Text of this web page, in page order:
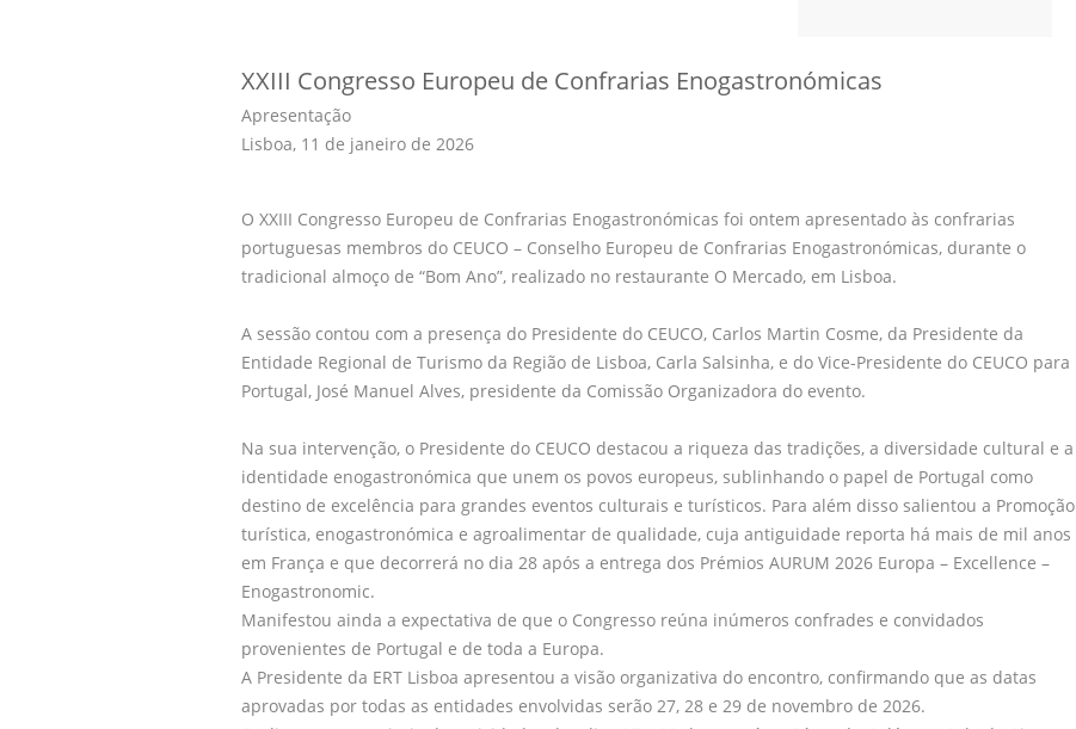
XXIII Congresso Europeu de Confrarias Enogastronómicas
Apresentação
Lisboa, 11 de janeiro de 2026
O XXIII Congresso Europeu de Confrarias Enogastronómicas foi ontem apresentado às confrarias
portuguesas membros do CEUCO – Conselho Europeu de Confrarias Enogastronómicas, durante o
tradicional almoço de “Bom Ano”, realizado no restaurante O Mercado, em Lisboa.
A sessão contou com a presença do Presidente do CEUCO, Carlos Martin Cosme, da Presidente da
Entidade Regional de Turismo da Região de Lisboa, Carla Salsinha, e do Vice-Presidente do CEUCO para
Portugal, José Manuel Alves, presidente da Comissão Organizadora do evento.
Na sua intervenção, o Presidente do CEUCO destacou a riqueza das tradições, a diversidade cultural e a
identidade enogastronómica que unem os povos europeus, sublinhando o papel de Portugal como
destino de excelência para grandes eventos culturais e turísticos. Para além disso salientou a Promoção
turística, enogastronómica e agroalimentar de qualidade, cuja antiguidade reporta há mais de mil anos
em França e que decorrerá no dia 28 após a entrega dos Prémios AURUM 2026 Europa – Excellence –
Enogastronomic.
Manifestou ainda a expectativa de que o Congresso reúna inúmeros confrades e convidados
provenientes de Portugal e de toda a Europa.
A Presidente da ERT Lisboa apresentou a visão organizativa do encontro, confirmando que as datas
aprovadas por todas as entidades envolvidas serão 27, 28 e 29 de novembro de 2026.